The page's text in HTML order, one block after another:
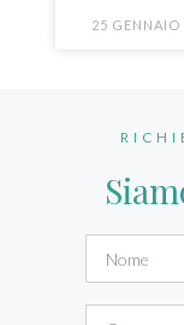
25 GENNAIO